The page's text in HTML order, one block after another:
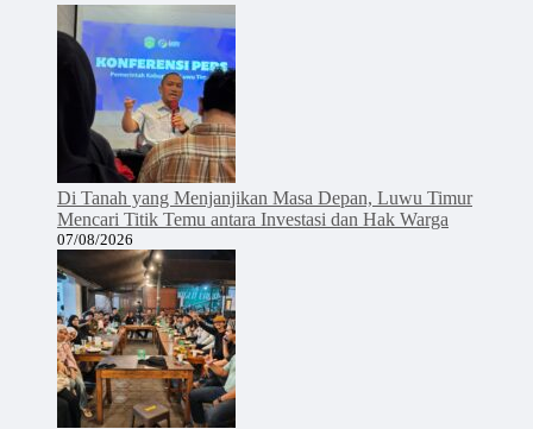
Di Tanah yang Menjanjikan Masa Depan, Luwu Timur
Mencari Titik Temu antara Investasi dan Hak Warga
07/08/2026